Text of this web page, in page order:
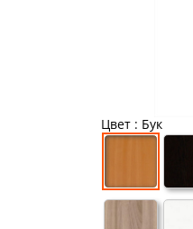
Цвет : Бук